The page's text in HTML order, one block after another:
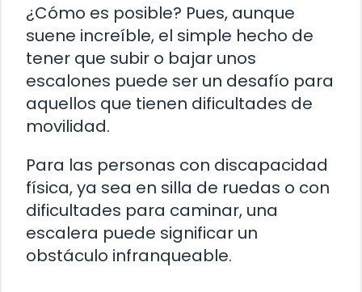
¿Cómo es posible? Pues, aunque
suene increíble, el simple hecho de
tener que subir o bajar unos
escalones puede ser un desafío para
aquellos que tienen dificultades de
movilidad.
Para las personas con discapacidad
física, ya sea en silla de ruedas o con
dificultades para caminar, una
escalera puede significar un
obstáculo infranqueable.